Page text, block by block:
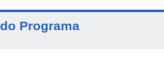
Programa